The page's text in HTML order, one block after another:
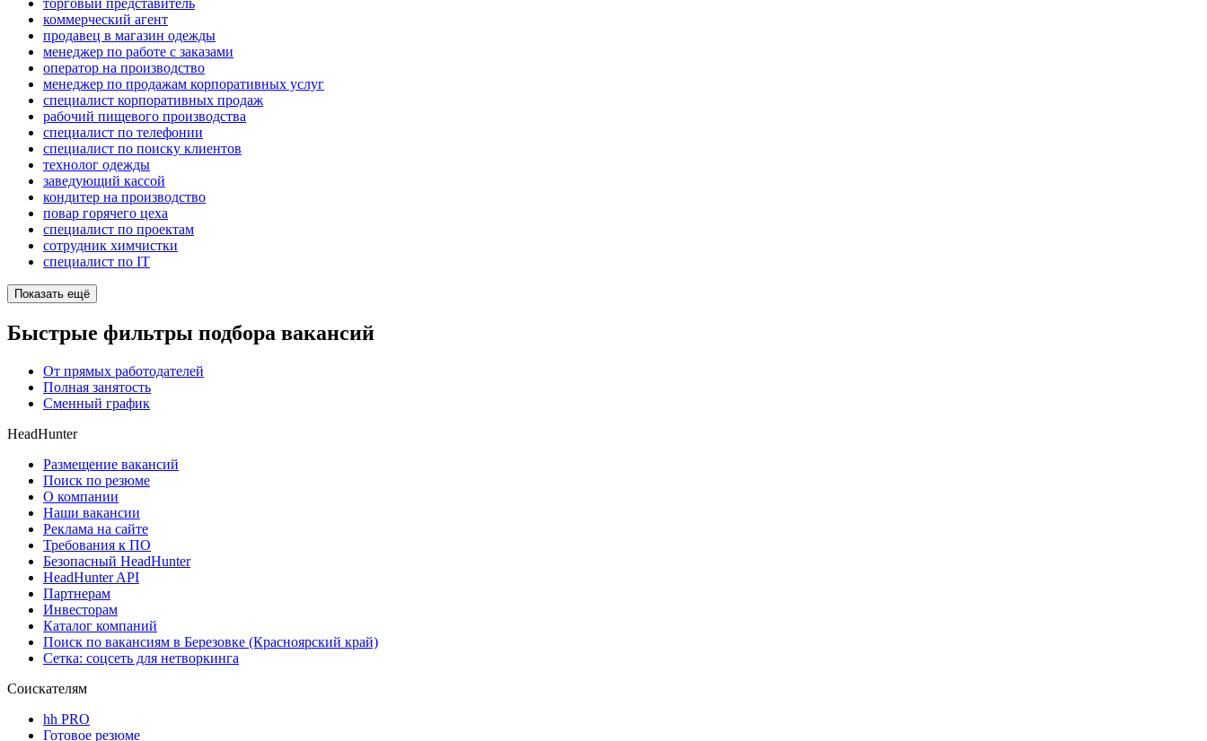
торговый представитель
коммерческий агент
продавец в магазин одежды
менеджер по работе с заказами
оператор на производство
менеджер по продажам корпоративных услуг
специалист корпоративных продаж
рабочий пищевого производства
специалист по телефонии
специалист по поиску клиентов
технолог одежды
заведующий кассой
кондитер на производство
повар горячего цеха
специалист по проектам
сотрудник химчистки
специалист по IT
Показать ещё
Быстрые фильтры подбора вакансий
От прямых работодателей
Полная занятость
Сменный график
HeadHunter
Размещение вакансий
Поиск по резюме
О компании
Наши вакансии
Реклама на сайте
Требования к ПО
Безопасный HeadHunter
HeadHunter API
Партнерам
Инвесторам
Каталог компаний
Поиск по вакансиям в Березовке (Красноярский край)
Сетка: соцсеть для нетворкинга
Соискателям
hh PRO
Готовое резюме